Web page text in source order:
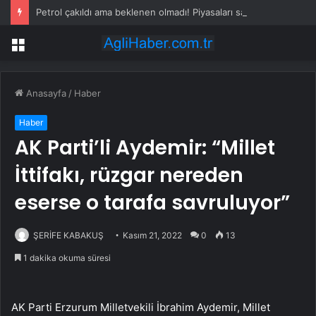
Menü
Anasayfa / Haber
Haber
AK Parti’li Aydemir: “Millet
İttifakı, rüzgar nereden
eserse o tarafa savruluyor”
ŞERİFE KABAKUŞ Kasım 21, 2022 0 13
1 dakika okuma süresi
AK Parti Erzurum Milletvekili İbrahim Aydemir, Millet